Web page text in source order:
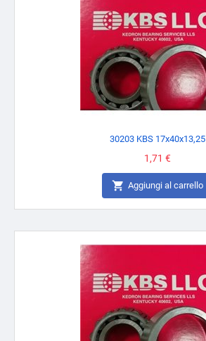
30203 KBS 17x40x13,25
Prezzo
1,71 €
 Aggiungi al carrello